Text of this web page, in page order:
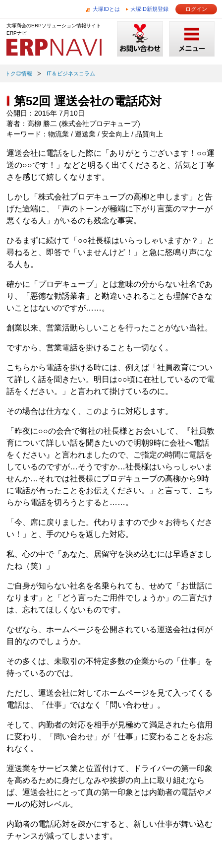
大塚IDとは 大塚ID新規登録 ログイン
大塚商会のERPソリューション情報サイト
ERPナビ
トク◎情報 IT＆ビジネスコラム
第52回 運送会社の電話応対
公開日：2015年 7月10日
著者：高柳 勝二 (株式会社プロデキューブ)
キーワード：物流業 / 運送業 / 安全向上 / 品質向上
運送会社に電話をした際に「ありがとうございます！○○運
送の○○です！」などと明るく出てくださると、活気と丁寧
さを感じて嬉しくなります。
しかし「株式会社プロデキューブの高柳と申します」と告
げた途端に、「声のトーンが極端に下がり言葉のマナーが
悪くなる人」がいるのも残念な事実。
ひるまずに続けて「○○社長様はいらっしゃいますか？」と
尋ねると、即答で「いませんけど！」と急に怒鳴り声にな
る人も。
確かに「プロデキューブ」とは意味の分からない社名であ
り、「悪徳な勧誘業者」と勘違いされることも理解できな
いことはないのですが……。
創業以来、営業活動らしいことを行ったことがない当社。
ですから、営業電話を掛けることも一切なく。
こちらから電話を掛ける時には、例えば「社員教育につい
て詳しく話を聞きたい。明日は○○頃に在社しているので電
話をください。」と言われて掛けているのに。
その場合は仕方なく、このように対応します。
「昨夜に○○の会合で御社の社長様とお会いして、『社員教
育について詳しい話を聞きたいので明朝9時に会社へ電話
をください』と言われましたので、ご指定の時間に電話を
しているのですが…そうですか…社長様はいらっしゃいま
せんか…それでは社長様にプロデキューブの高柳から9時
に電話が有ったことをお伝えください。」と言って、こち
らから電話を切ろうとすると……。
「今、席に戻りました。代わりますので少々お待ちくださ
い！」と、手のひらを返した対応。
私、心の中で「あなた。居留守を決め込むには早過ぎまし
たね（笑）」
ご自身が知らない社名を名乗られても、せめて「お世話に
なります」と「どう言ったご用件でしょうか」の二言だけ
は、忘れてほしくないものです。
なぜなら、ホームページを公開されている運送会社は何が
目的なのでしょうか。
その多くは、未取引の不特定多数の企業からの「仕事」を
待っているのでは。
ただし、運送会社に対してホームページを見て入ってくる
電話は、「仕事」ではなく「問い合わせ」。
そして、内勤者の対応を相手が見極めて満足されたら信用
に変わり、「問い合わせ」が「仕事」に変わることをお忘
れなく。
運送業をサービス業と位置付けて、ドライバーの第一印象
を高めるために身だしなみや挨拶の向上に取り組むなら
ば、運送会社にとって真の第一印象とは内勤者の電話やメ
ールの応対レベル。
内勤者の電話応対を疎かにすると、新しい仕事が舞い込む
チャンスが減ってしまいます。